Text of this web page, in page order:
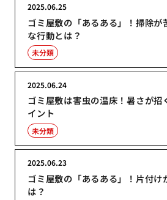
ゴミ屋敷の「あるある」！掃除が
な行動とは？
2025.06.25
未分類
ゴミ屋敷は害虫の温床！暑さが招
イント
2025.06.24
未分類
ゴミ屋敷の「あるある」！片付け
は？
2025.06.23